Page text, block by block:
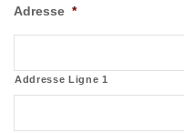
Adresse *
Addresse Ligne 1